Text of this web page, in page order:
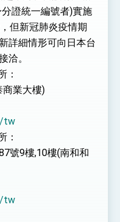
智庫「德國馬歇爾基金
大西洋戰略夥伴關係
果 卓揆期勉爭取時間完
簽署
性結果有助臺灣取得有
美對等貿易協定」簽署
合作，整合台灣雄厚數
標
府外交表現，高度支持
關係深化
之光」為題發表2026新
國安行動方案」記者
和平 以決心掌握國家
統發表國慶演說
證統一編號者)實施
但新冠肺炎疫情期
詳細情形可向日本台
洽。
：
商業大樓)
tw
：
號9樓,10樓(南和和
tw